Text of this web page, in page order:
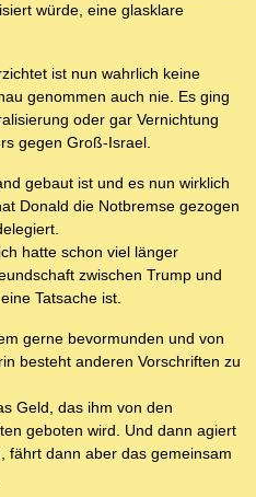
würde, eine glasklare
ist nun wahrlich keine
genommen auch nie. Es ging
oder gar Vernichtung
gegen Groß-Israel.
gebaut ist und es nun wirklich
Donald die Notbremse gezogen
hatte schon viel länger
zwischen Trump und
Tatsache ist.
gerne bevormunden und von
besteht anderen Vorschriften zu
Geld, das ihm von den
geboten wird. Und dann agiert
fährt dann aber das gemeinsam